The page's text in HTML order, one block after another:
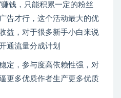
钱，只能积累一定的粉丝
告才行，这个活动最大的优
益，对于很多新手小白来说
通流量分成计划
定，参与度高依赖性强，对
更多优质作者生产更多优质